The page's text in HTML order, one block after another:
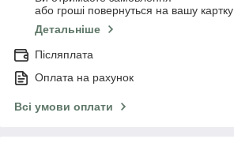
або гроші повернуться на вашу картку
Детальніше
Післяплата
Оплата на рахунок
Всі умови оплати